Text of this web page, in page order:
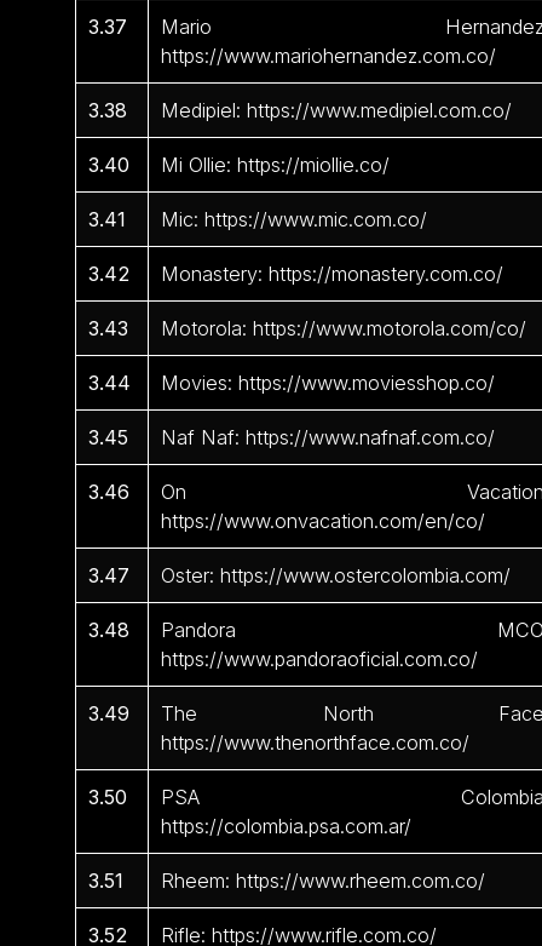
3.37
Mario
https://www.mariohernandez.com.co/
3.38 Medipiel: https://www.medipiel.com.co/
3.40 Mi Ollie: https://miollie.co/
3.41 Mic: https://www.mic.com.co/
3.42 Monastery: https://monastery.com.co/
3.43 Motorola: https://www.motorola.com/co/
3.44 Movies: https://www.moviesshop.co/
3.45 Naf Naf: https://www.nafnaf.com.co/
3.46
On
https://www.onvacation.com/en/co/
3.47 Oster: https://www.ostercolombia.com/
3.48
Pandora
https://www.pandoraoficial.com.co/
3.49
The North
https://www.thenorthface.com.co/
3.50
PSA
https://colombia.psa.com.ar/
3.51 Rheem: https://www.rheem.com.co/
3.52 Rifle: https://www.rifle.com.co/